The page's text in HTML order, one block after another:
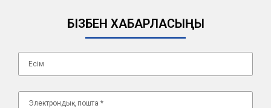
БІЗБЕН ХАБАРЛАСЫҢЫ